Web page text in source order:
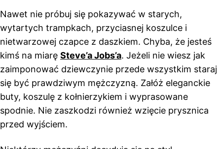
Nawet nie próbuj się pokazywać w starych,
wytartych trampkach, przyciasnej koszulce i
nietwarzowej czapce z daszkiem. Chyba, że jesteś
kimś na miarę Steve’a Jobs’a. Jeżeli nie wiesz jak
zaimponować dziewczynie przede wszystkim staraj
się być prawdziwym mężczyzną. Załóż eleganckie
buty, koszulę z kołnierzykiem i wyprasowane
spodnie. Nie zaszkodzi również wzięcie prysznica
przed wyjściem.